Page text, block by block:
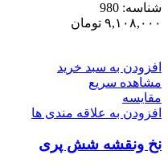
شناسه: 980
۹,۱۰۸,۰۰۰ تومان
افزودن به سبد خرید
مشاهده سریع
مقایسه
افزودن به علاقه مندی ها
نخ ونقشه شش پری